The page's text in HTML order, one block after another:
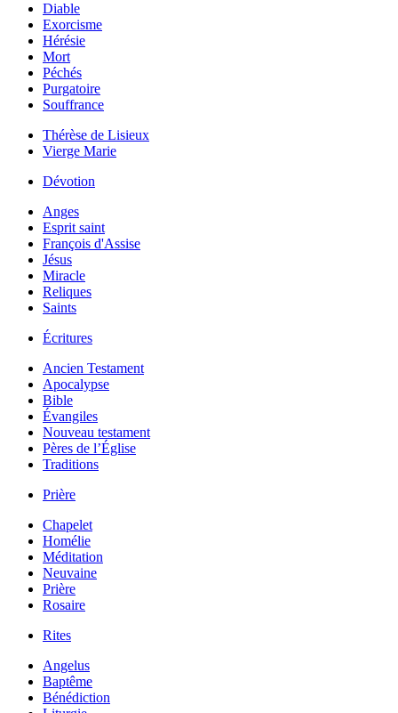
Diable
Exorcisme
Hérésie
Mort
Péchés
Purgatoire
Souffrance
Thérèse de Lisieux
Vierge Marie
Dévotion
Anges
Esprit saint
François d'Assise
Jésus
Miracle
Reliques
Saints
Écritures
Ancien Testament
Apocalypse
Bible
Évangiles
Nouveau testament
Pères de l’Église
Traditions
Prière
Chapelet
Homélie
Méditation
Neuvaine
Prière
Rosaire
Rites
Angelus
Baptême
Bénédiction